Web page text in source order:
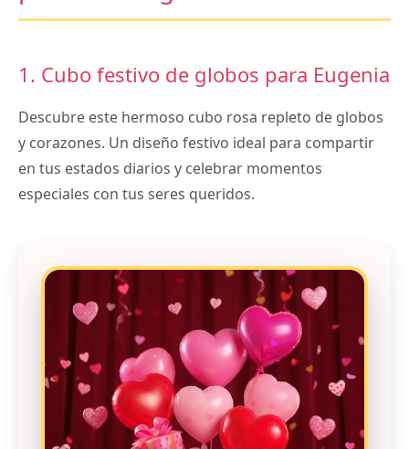
1. Cubo festivo de globos para Eugenia
Descubre este hermoso cubo rosa repleto de globos
y corazones. Un diseño festivo ideal para compartir
en tus estados diarios y celebrar momentos
especiales con tus seres queridos.